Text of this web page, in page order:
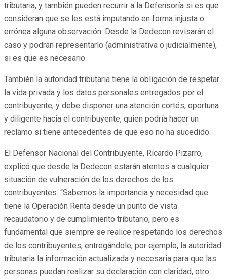
tributaria, y también pueden recurrir a la Defensoría si es que
consideran que se les está imputando en forma injusta o
errónea alguna observación. Desde la Dedecon revisarán el
caso y podrán representarlo (administrativa o judicialmente),
si es que es necesario.
También la autoridad tributaria tiene la obligación de respetar
la vida privada y los datos personales entregados por el
contribuyente, y debe disponer una atención cortés, oportuna
y diligente hacia el contribuyente, quien podría hacer un
reclamo si tiene antecedentes de que eso no ha sucedido.
El Defensor Nacional del Contribuyente, Ricardo Pizarro,
explicó que desde la Dedecon estarán atentos a cualquier
situación de vulneración de los derechos de los
contribuyentes. “Sabemos la importancia y necesidad que
tiene la Operación Renta desde un punto de vista
recaudatorio y de cumplimiento tributario, pero es
fundamental que siempre se realice respetando los derechos
de los contribuyentes, entregándole, por ejemplo, la autoridad
tributaria la información actualizada y necesaria para que las
personas puedan realizar su declaración con claridad, otro